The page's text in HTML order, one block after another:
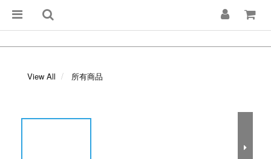
View All 所有商品